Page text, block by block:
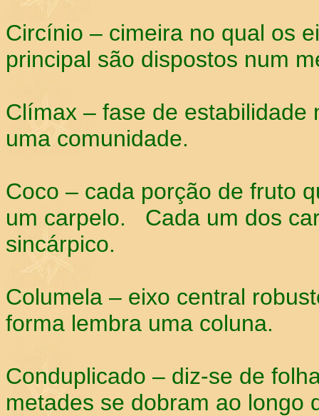
Circínio – cimeira no qual os
principal são dispostos num
Clímax – fase de estabilidade
uma comunidade.
Coco – cada porção de fruto
um carpelo. Cada um dos
sincárpico.
Columela – eixo central
forma lembra uma coluna.
Conduplicado – diz-se de
metades se dobram ao longo